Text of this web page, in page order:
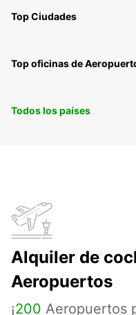
Top Ciudades
Top oficinas de
Todos los países
Alquiler de
Aeropuertos
¡200 Aeropuertos